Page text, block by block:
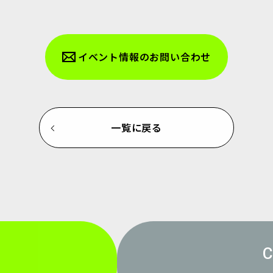
イベント情報のお問い合わせ
一覧に戻る